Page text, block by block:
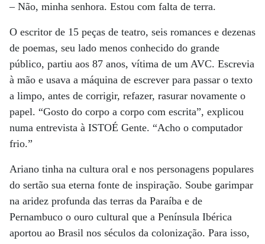
– Não, minha senhora. Estou com falta de terra.
O escritor de 15 peças de teatro, seis romances e dezenas
de poemas, seu lado menos conhecido do grande
público, partiu aos 87 anos, vítima de um AVC. Escrevia
à mão e usava a máquina de escrever para passar o texto
a limpo, antes de corrigir, refazer, rasurar novamente o
papel. “Gosto do corpo a corpo com escrita”, explicou
numa entrevista à ISTOÉ Gente. “Acho o computador
frio.”
Ariano tinha na cultura oral e nos personagens populares
do sertão sua eterna fonte de inspiração. Soube garimpar
na aridez profunda das terras da Paraíba e de
Pernambuco o ouro cultural que a Península Ibérica
aportou ao Brasil nos séculos da colonização. Para isso,